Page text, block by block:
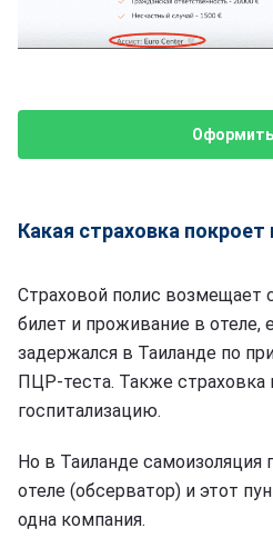
Оформить
Какая страховка
Страховой полис возмещает
билет и проживание в отеле,
задержался в Таиланде по
ПЦР-теста. Также страховка
госпитализацию.
Но в Таиланде самоизоляция
отеле (обсерватор) и этот
одна компания.